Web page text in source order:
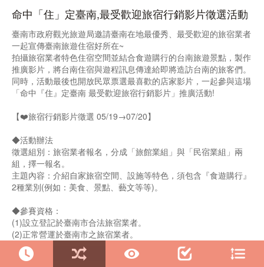
命中「住」定臺南,最受歡迎旅宿行銷影片徵選活動
臺南市政府觀光旅遊局邀請臺南在地最優秀、最受歡迎的旅宿業者
一起宣傳臺南旅遊住宿好所在~
拍攝旅宿業者特色住宿空間並結合食遊購行的台南旅遊景點，製作
推廣影片，將台南住宿與遊程訊息傳達給即將造訪台南的旅客們。
同時，活動最後也開放民眾票選最喜歡的店家影片，一起參與這場
「命中『住』定臺南 最受歡迎旅宿行銷影片」推廣活動!
【❤️旅宿行銷影片徵選 05/19→07/20】
◆活動辦法
徵選組別：旅宿業者報名，分成「旅館業組」與「民宿業組」兩
組，擇一報名。
主題內容：介紹自家旅宿空間、設施等特色，須包含『食遊購行』
2種業別(例如：美食、景點、藝文等等)。
◆參賽資格：
(1)設立登記於臺南市合法旅宿業者。
(2)正常營運於臺南市之旅宿業者。
(3)每一家限投稿一式作品。